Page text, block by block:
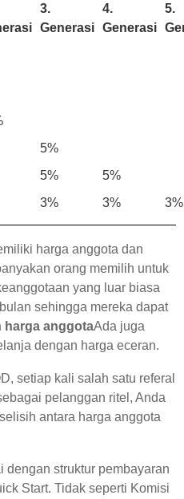
3.
Generasi
4.
Generasi
5.
5%
5%
5%
3% 3% 3%
harga anggota dan
orang memilih untuk
yang luar biasa
sehingga mereka dapat
harga anggotaAda juga
dengan harga eceran.
setiap kali salah satu referal
pelanggan ritel, Anda
antara harga anggota
dengan struktur pembayaran
Start. Tidak seperti Komisi